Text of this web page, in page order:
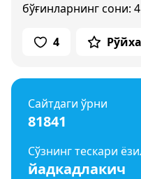
бўғинларнинг сони: 4
4
Сайтдаги ўрни
81841
Сўзнинг тескари
йадкадлакич